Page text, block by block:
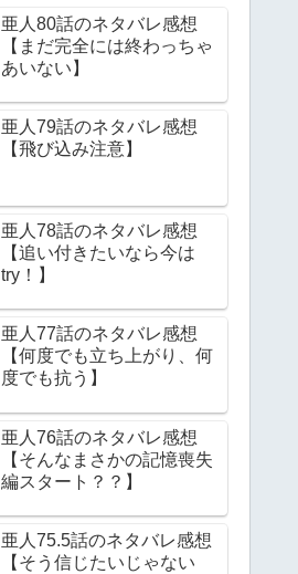
亜人80話のネタバレ感想
【まだ完全には終わっちゃ
あいない】
亜人79話のネタバレ感想
【飛び込み注意】
亜人78話のネタバレ感想
【追い付きたいなら今は
try！】
亜人77話のネタバレ感想
【何度でも立ち上がり、何
度でも抗う】
亜人76話のネタバレ感想
【そんなまさかの記憶喪失
編スタート？？】
亜人75.5話のネタバレ感想
【そう信じたいじゃない